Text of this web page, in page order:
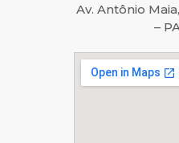
Av. Antônio
–